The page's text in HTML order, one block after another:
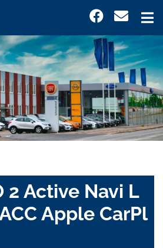
2 Active Navi L
Apple CarPl